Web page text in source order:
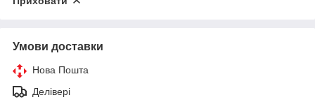
Умови доставки
Нова Пошта
Делівері